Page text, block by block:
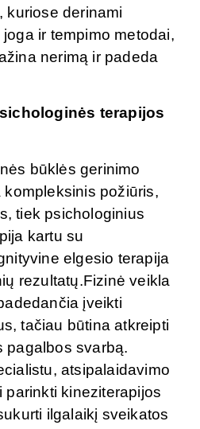
kuriose derinami
ir tempimo metodai,
nerimą ir padeda
terapijos
būklės gerinimo
požiūris,
tiek psichologinius
kartu su
elgesio terapija
rezultatų.Fizinė veikla
įveikti
tačiau būtina atkreipti
pagalbos svarbą.
atsipalaidavimo
parinkti kineziterapijos
ilgalaikį sveikatos